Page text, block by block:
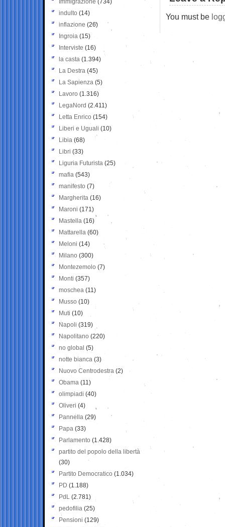
You must be
Immigrazione (734)
indulto (14)
inflazione (26)
Ingroia (15)
Interviste (16)
la casta (1.394)
La Destra (45)
La Sapienza (5)
Lavoro (1.316)
LegaNord (2.411)
Letta Enrico (154)
Liberi e Uguali (10)
Libia (68)
Libri (33)
Liguria Futurista (25)
mafia (543)
manifesto (7)
Margherita (16)
Maroni (171)
Mastella (16)
Mattarella (60)
Meloni (14)
Milano (300)
Montezemolo (7)
Monti (357)
moschea (11)
Musso (10)
Muti (10)
Napoli (319)
Napolitano (220)
no global (5)
notte bianca (3)
Nuovo Centrodestra (2)
Obama (11)
olimpiadi (40)
Oliveri (4)
Pannella (29)
Papa (33)
Parlamento (1.428)
partito del popolo della libertà
(30)
Partito Democratico (1.034)
PD (1.188)
PdL (2.781)
pedofilia (25)
Pensioni (129)